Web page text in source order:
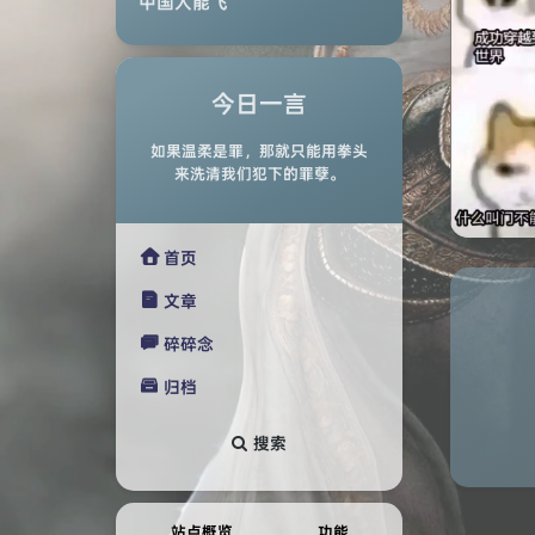
今日一言
如果温柔是罪，那就只能用拳头
来洗清我们犯下的罪孽。
首页
 文章
 碎碎念
 归档
搜索